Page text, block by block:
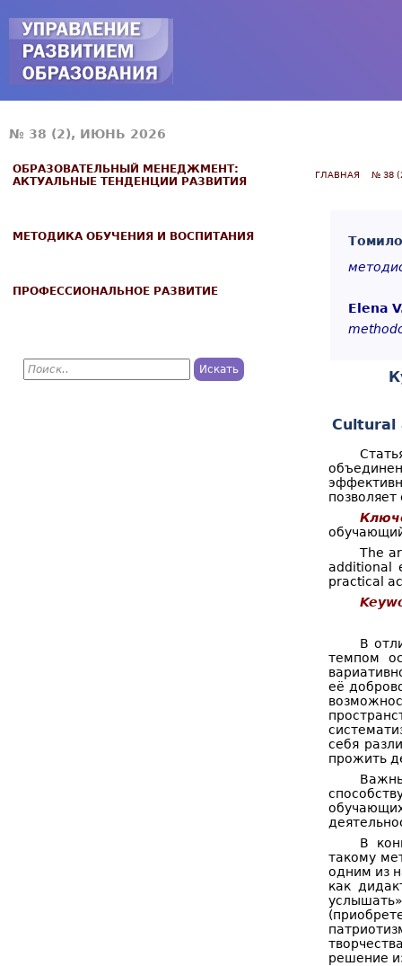
№ 38 (2), ИЮНЬ 2026
ГЛАВНАЯ № 38
Elena
Cultural
The
additional
practical
В
темпом
её
себя
прожить
В
такому
одним из
как
решение
ОБРАЗОВАТЕЛЬНЫЙ МЕНЕДЖМЕНТ:
АКТУАЛЬНЫЕ ТЕНДЕНЦИИ РАЗВИТИЯ
МЕТОДИКА ОБУЧЕНИЯ И ВОСПИТАНИЯ
ПРОФЕССИОНАЛЬНОЕ РАЗВИТИЕ
П
о